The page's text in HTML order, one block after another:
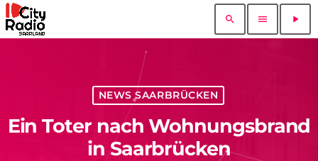
search menu play_arrow
NEWS SAARBRÜCKEN
Ein Toter nach Wohnungsbrand
in Saarbrücken